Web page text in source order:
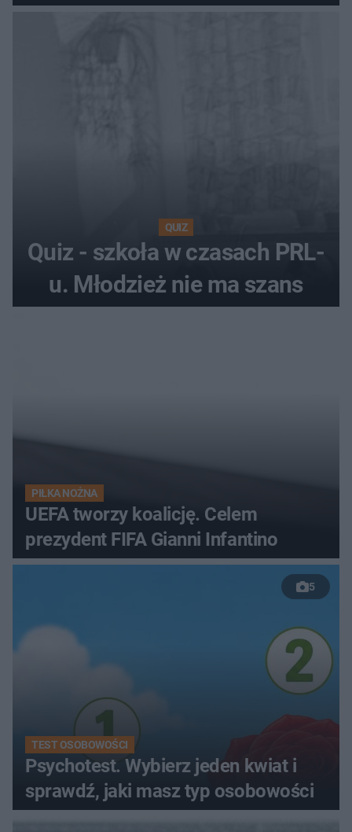
hotelu
QUIZ
Quiz - szkoła w czasach PRL-
u. Młodzież nie ma szans
PIŁKA NOŻNA
UEFA tworzy koalicję. Celem
prezydent FIFA Gianni Infantino
5
TEST OSOBOWOŚCI
Psychotest. Wybierz jeden kwiat i
sprawdź, jaki masz typ osobowości